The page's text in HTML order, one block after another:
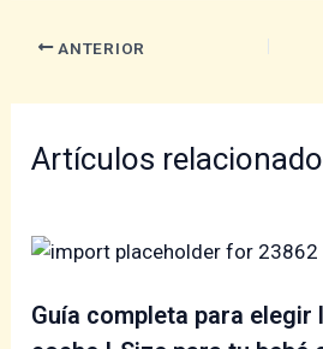
ANTERIOR
Artículos
Guía completa para elegir